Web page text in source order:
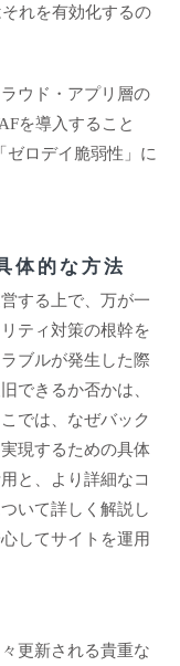
れを有効化するの
ウド・アプリ層の
を導入すること
ゼロデイ脆弱性」に
体的な方法
する上で、万が一
ティ対策の根幹を
ブルが発生した際
できるか否かは、
では、なぜバック
現するための具体
と、より詳細なコ
いて詳しく解説し
してサイトを運用
更新される貴重な